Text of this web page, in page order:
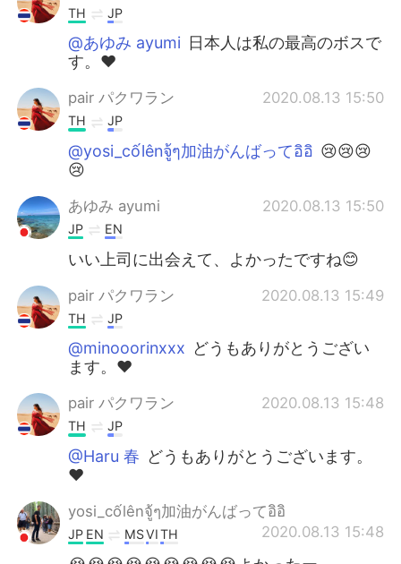
TH JP
@あゆみ ayumi 日本人は私の最高のボスで
す。❤
pair パクワラン 2020.08.13 15:50
TH JP
@yosi_cốlênจู้ๆ加油がんばってอิอิ 😢😢😢
😢
あゆみ ayumi 2020.08.13 15:50
JP EN
いい上司に出会えて、よかったですね😊
pair パクワラン 2020.08.13 15:49
TH JP
@minooorinxxx どうもありがとうござい
ます。❤
pair パクワラン 2020.08.13 15:48
TH JP
@Haru 春 どうもありがとうございます。
❤
yosi_cốlênจู้ๆ加油がんばってอิอิ
2020.08.13 15:48
JP EN MSVI TH